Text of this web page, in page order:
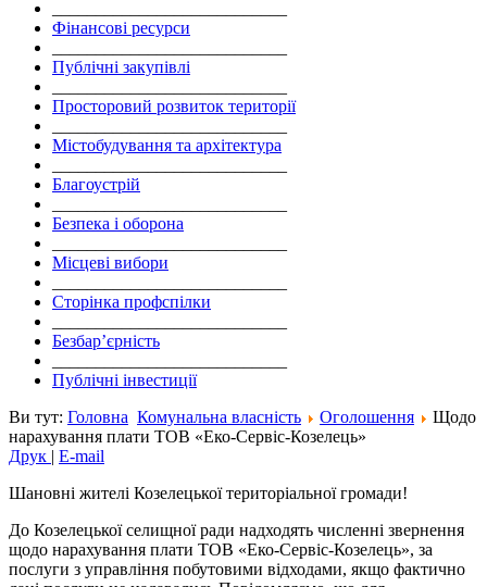
Фінансові ресурси
Публічні закупівлі
Просторовий розвиток території
Містобудування та архітектура
Благоустрій
Безпека і оборона
Місцеві вибори
Сторінка профспілки
Безбар’єрність
Публічні інвестиції
Ви тут: Головна Комунальна власність Оголошення
Щодо
нарахування плати ТОВ «Еко-Сервіс-Козелець»
Друк | E-mail
Шановні жителі Козелецької територіальної громади!
До Козелецької селищної ради надходять численні звернення
щодо нарахування плати ТОВ «Еко-Сервіс-Козелець», за
послуги з управління побутовими відходами, якщо фактично